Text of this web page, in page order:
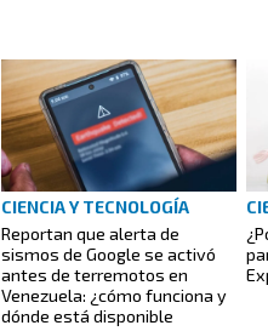
CIENCIA Y TECNOLOGÍA
Reportan que alerta de
sismos de Google se activó
antes de terremotos en
Venezuela: ¿cómo funciona y
dónde está disponible